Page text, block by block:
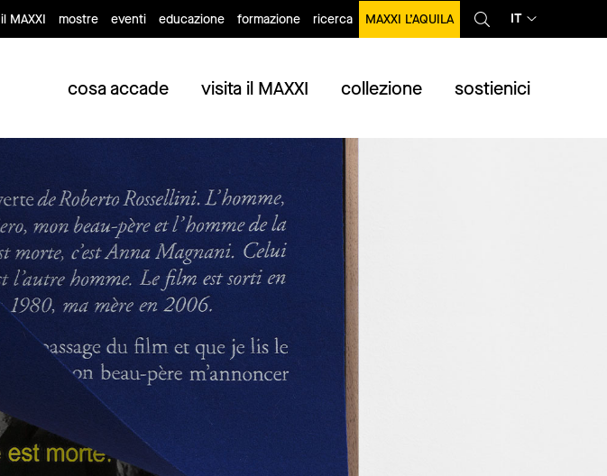
il MAXXI mostre eventi educazione formazione ricerca MAXXI L’AQUILA IT
cosa accade visita il MAXXI collezione sostienici